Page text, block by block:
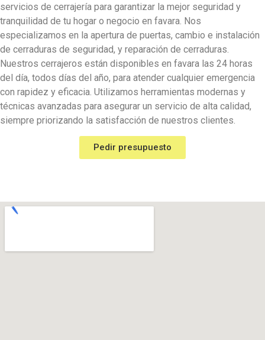
servicios de cerrajería para garantizar la mejor seguridad y
tranquilidad de tu hogar o negocio en favara. Nos
especializamos en la apertura de puertas, cambio e instalación
de cerraduras de seguridad, y reparación de cerraduras.
Nuestros cerrajeros están disponibles en favara las 24 horas
del día, todos días del año, para atender cualquier emergencia
con rapidez y eficacia. Utilizamos herramientas modernas y
técnicas avanzadas para asegurar un servicio de alta calidad,
siempre priorizando la satisfacción de nuestros clientes.
Pedir presupuesto